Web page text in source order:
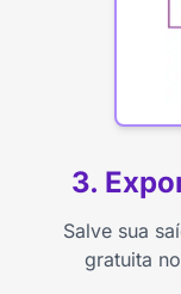
3.
Salve sua
gratuita